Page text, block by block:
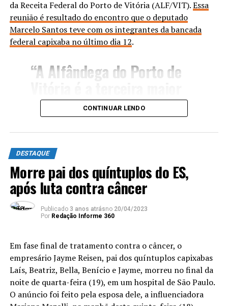
ECO101.
Veja o documento sobre a decisão da ECO101 ao
mercado:
da Receita Federal do Porto de Vitória (ALF/VIT).Essa
reunião é resultado do encontro que o deputado
Marcelo Santos teve com os integrantes da bancada
federal capixaba no último dia 12.
“A Alfândega do Porto de
em volume de importações
e a segunda maior em valor
médio de Declarações de
Importação (DI) no Brasil.
Além disso, a unidade é
responsável pelo controle
de 22 instalações e
recintos alfandegados no
Espírito Santo e atuará em
novos projetos portuários
em execução, como o Porto
da Imetame, com data de
CONTINUAR LENDO
DESTAQUE
Morre pai dos quíntuplos do ES,
após luta contra câncer
Publicado 3 anos atrásno 20/04/2023
Por Redação Informe 360
Em fase final de tratamento contra o câncer, o
empresário Jayme Reisen, pai dos quíntuplos capixabas
Laís, Beatriz, Bella, Benício e Jayme, morreu no final da
noite de quarta-feira (19), em um hospital de São Paulo.
O anúncio foi feito pela esposa dele, a influenciadora